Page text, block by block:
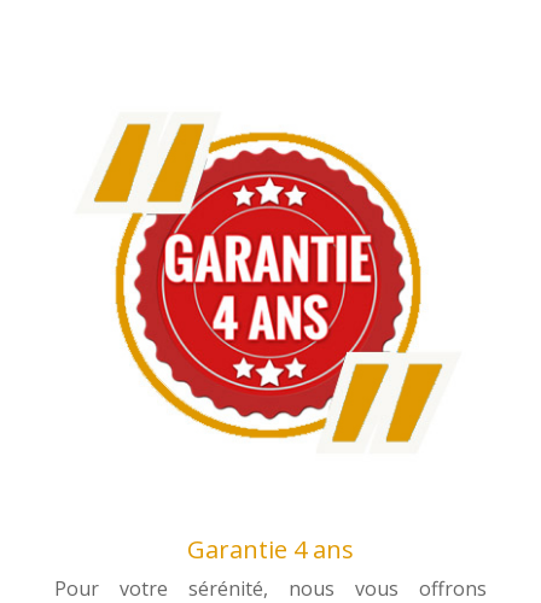
Garantie 4 ans
Pour votre sérénité, nous vous offrons